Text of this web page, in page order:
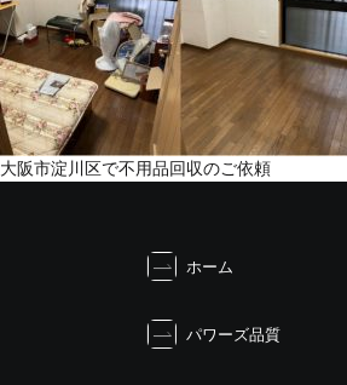
投
大阪市淀川区で不用品回収のご依頼
ホーム
パワーズ品質